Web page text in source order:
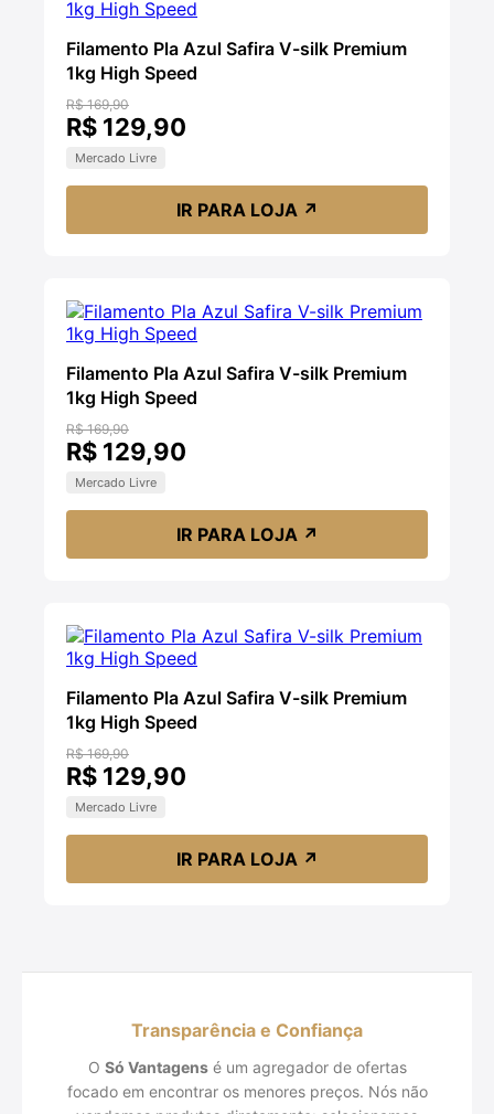
Filamento Pla Azul Safira V-silk Premium
1kg High Speed
R$ 169,90
R$ 129,90
Mercado Livre
IR PARA LOJA ↗
Filamento Pla Azul Safira V-silk Premium
1kg High Speed
R$ 169,90
R$ 129,90
Mercado Livre
IR PARA LOJA ↗
Filamento Pla Azul Safira V-silk Premium
1kg High Speed
R$ 169,90
R$ 129,90
Mercado Livre
IR PARA LOJA ↗
Transparência e Confiança
O Só Vantagensé um agregador de ofertas
focado em encontrar os menores preços. Nós não